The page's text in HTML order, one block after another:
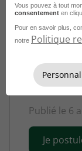
Directeur
Publié le 6
Je
Vous pouvez à tout
consentement en
Pour en savoir plus,
notre Politique